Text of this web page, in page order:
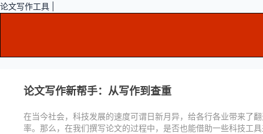
论文写作工具 |
论文写作新帮手：从写作到查重
在当今社会，科技发展的速度可谓日新月异，给各行各业带来了
率。那么，在我们撰写论文的过程中，是否也能借助一些科技工